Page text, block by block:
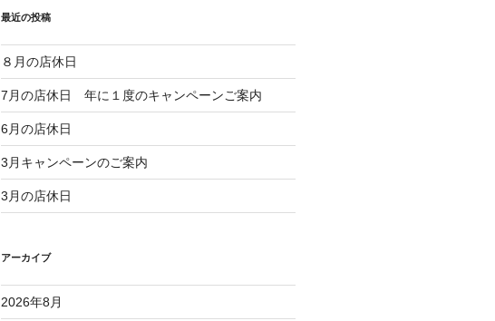
最近の投稿
８月の店休日
7月の店休日 年に１度のキャンペーンご案内
6月の店休日
3月キャンペーンのご案内
3月の店休日
アーカイブ
2026年8月